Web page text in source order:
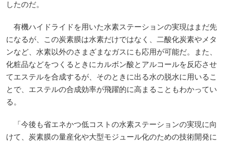
したのだ。
有機ハイドライドを用いた水素ステーションの実現はまだ先
になるが、この炭素膜は水素だけではなく、二酸化炭素やメタ
ンなど、水素以外のさまざまなガスにも応用が可能だ。また、
化粧品などをつくるときにカルボン酸とアルコールを反応させ
てエステルを合成するが、そのときに出る水の脱水に用いるこ
とで、エステルの合成効率が飛躍的に高まることもわかってい
る。
「今後も省エネかつ低コストの水素ステーションの実現に向
けて、炭素膜の量産化や大型モジュール化のための技術開発に